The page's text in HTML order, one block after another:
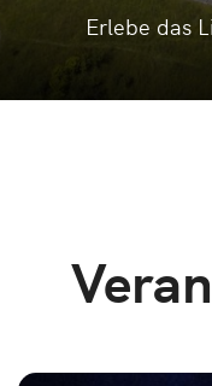
Erlebe das